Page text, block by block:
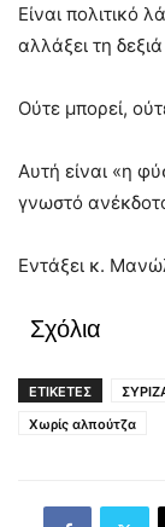
Είναι πολιτικό
αλλάξει τη
Ούτε μπορεί,
Αυτή είναι «η
γνωστό
Εντάξει κ.
Σχόλια
ΕΤΙΚΕΤΕΣ
Χωρίς αλπούτζα